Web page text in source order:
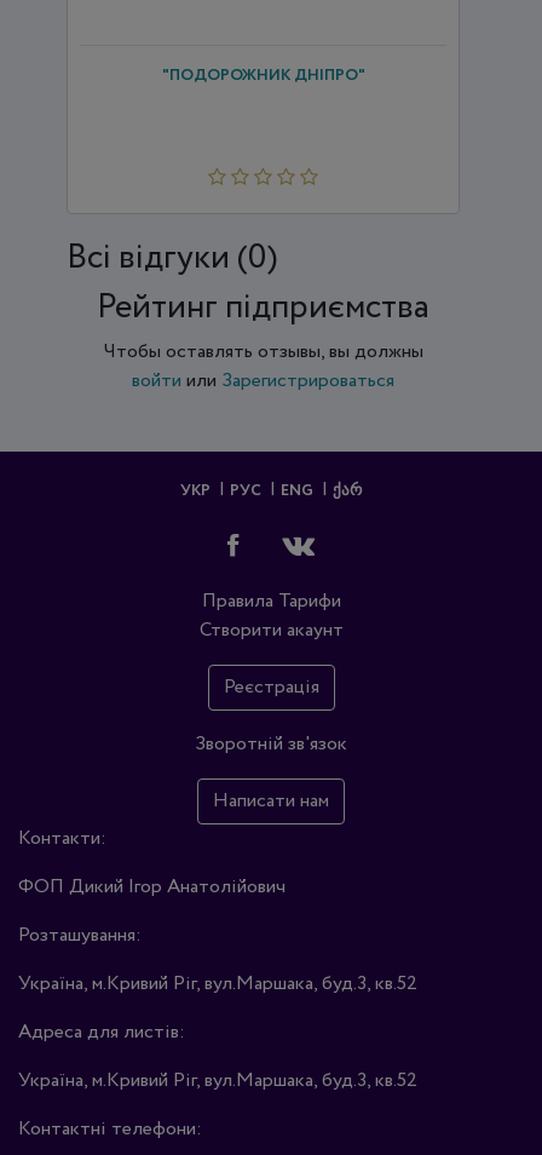
"ПОДОРОЖНИК ДНІПРО"
Всi відгуки (0)
Рейтинг підприємства
Чтобы оставлять отзывы, вы должны
войти или Зарегистрироваться
УКР РУС ENG ᲥᲐᲠ
Правила Тарифи
Створити акаунт
Реєстрація
Зворотній зв'язок
Написати нам
Контакти:
ФОП Дикий Ігор Анатолійович
Розташування:
Україна, м.Кривий Ріг, вул.Маршака, буд.3, кв.52
Адреса для листів:
Україна, м.Кривий Ріг, вул.Маршака, буд.3, кв.52
Контактні телефони: